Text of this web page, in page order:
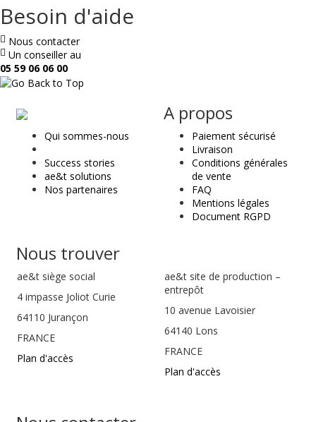
Besoin d'aide
Nous contacter
Un conseiller au
05 59 06 06 00
ae
&
t
Qui sommes-nous
Success stories
ae&t solutions
Nos partenaires
A propos
Paiement sécurisé
Livraison
Conditions générales
de vente
FAQ
Mentions légales
Document RGPD
Nous trouver
ae&t siège social
4 impasse Joliot Curie
64110 Jurançon
FRANCE
Plan d'accès
ae&t site de production –
entrepôt
10 avenue Lavoisier
64140 Lons
FRANCE
Plan d'accès